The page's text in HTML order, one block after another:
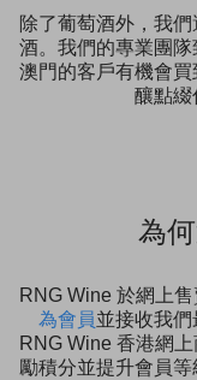
除了葡萄酒外，我
酒。我們的專業團
澳門的客戶有機會
釀點綴
為
RNG Wine 於網上
為會員並接收我
RNG Wine 香港網
勵積分並提升會員